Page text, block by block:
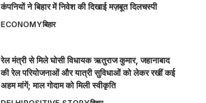
कंपनियों ने बिहार में निवेश की दिखाई मज़बूत दिलचस्पी
ECONOMYबिहार
रेल मंत्री से मिले घोसी विधायक ऋतुराज कुमार, जहानाबाद
की रेल परियोजनाओं और यात्री सुविधाओं को लेकर रखीं कई
अहम मांगें; माल गोदाम को मिली स्वीकृति